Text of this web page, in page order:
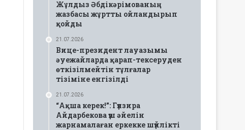
Жұлдыз Әбдікәрімованың
жазбасы жұртты ойландырып
қойды
21.07.2026
Вице-президент лауазымы
әуежайларда қарап-тексеруден
өткізілмейтін тұлғалар
тізіміне енгізілді
21.07.2026
“Ақша керек!”: Гүлзира
Айдарбекова үш әйелін
жарнамалаған еркекке шүйлікті